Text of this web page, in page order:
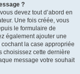
?
devez tout d’abord en
Une fois créée, vous
le formulaire de
également ajouter une
la case appropriée
choisissez cette dernière
message votre souhait